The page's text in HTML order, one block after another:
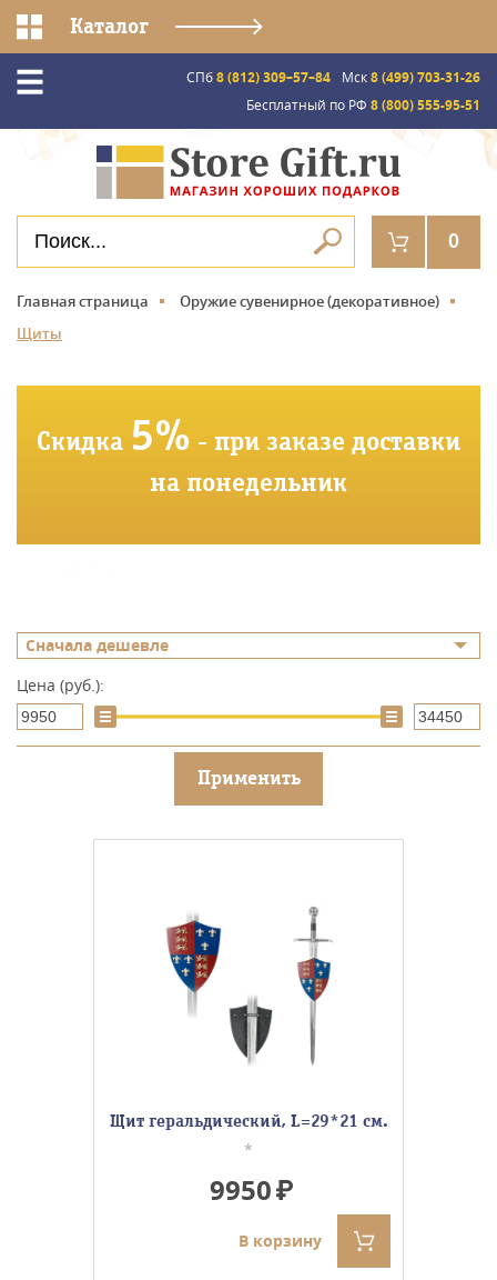
СПб8 (812) 309–57–84 Мск8 (499) 703-31-26
Бесплатный по РФ 8 (800) 555-95-51
0
Каталог
Главная страница
Оружие сувенирное (декоративное)
Щиты
Скидка 5% - при заказе доставки
на понедельник
Сначала дешевле
Цена (руб.):
Применить
Щит геральдический, L=29*21 см.
*
9950
В корзину